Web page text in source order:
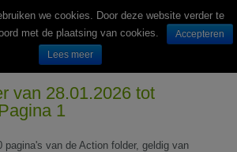
Nederlandse supermarkten en winkels
van 28.01.2026 tot
1
pagina's van de Action folder, geldig van
we cookies. Door deze website verder te
met de plaatsing van cookies.
Accepteren
Lees meer